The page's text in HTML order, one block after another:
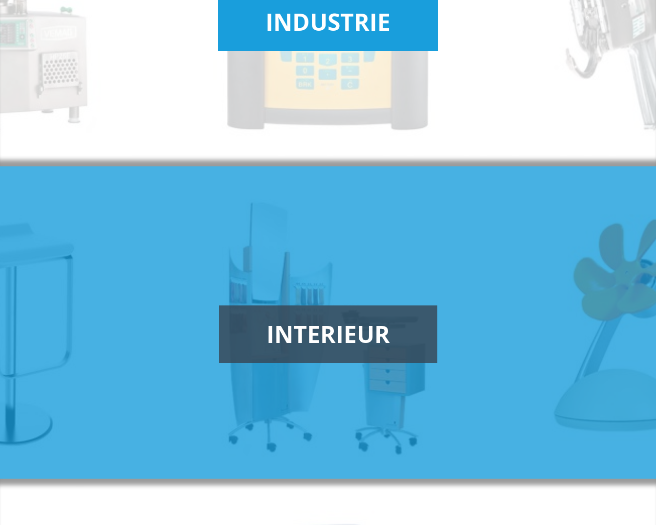
INDUSTRIE
INTERIEUR